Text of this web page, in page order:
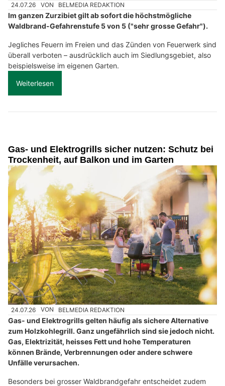
24.07.26 VON BELMEDIA REDAKTION
Im ganzen Zurzibiet gilt ab sofort die höchstmögliche
Waldbrand-Gefahrenstufe 5 von 5 ("sehr grosse Gefahr").
Jegliches Feuern im Freien und das Zünden von Feuerwerk sind
überall verboten – ausdrücklich auch im Siedlungsgebiet, also
beispielsweise im eigenen Garten.
Weiterlesen
Gas- und Elektrogrills sicher nutzen: Schutz bei
Trockenheit, auf Balkon und im Garten
24.07.26 VON BELMEDIA REDAKTION
Gas- und Elektrogrills gelten häufig als sichere Alternative
zum Holzkohlegrill. Ganz ungefährlich sind sie jedoch nicht.
Gas, Elektrizität, heisses Fett und hohe Temperaturen
können Brände, Verbrennungen oder andere schwere
Unfälle verursachen.
Besonders bei grosser Waldbrandgefahr entscheidet zudem